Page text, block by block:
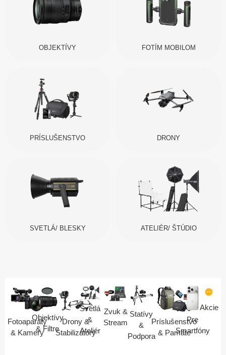
OBJEKTÍVY FOTÍM MOBILOM
PRÍSLUŠENSTVO DRONY
SVETLÁ/ BLESKY ATELIÉR/ ŠTÚDIO
Fotoaparáty
& Kamery
Objektívy
& Filtre
Drony &
Stabilizátory
Svetlá
&
Ateliér
Zvuk &
Stream
Statívy
&
Podpora
Príslušenstvo
& Pamäte
Pre
Smartfóny
Akcie